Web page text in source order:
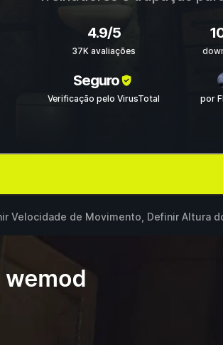
4.9/5
37K avaliações
Seguro
Verificação pelo VirusTotal por
Velocidade de Movimento, Definir Altura